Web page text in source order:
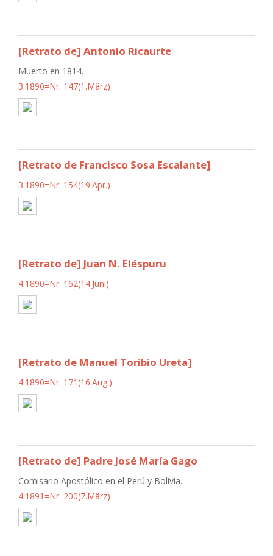
[Retrato de] Antonio Ricaurte
Muerto en 1814.
3.1890=Nr. 147(1.März)
[Retrato de Francisco Sosa Escalante]
3.1890=Nr. 154(19.Apr.)
[Retrato de] Juan N. Eléspuru
4.1890=Nr. 162(14.Juni)
[Retrato de Manuel Toribio Ureta]
4.1890=Nr. 171(16.Aug.)
[Retrato de] Padre José María Gago
Comisario Apostólico en el Perú y Bolivia.
4.1891=Nr. 200(7.März)